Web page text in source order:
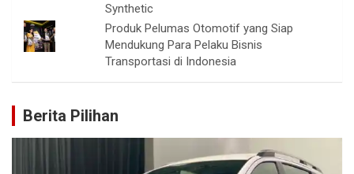
Synthetic
Produk Pelumas Otomotif yang Siap
Mendukung Para Pelaku Bisnis
Transportasi di Indonesia
Berita Pilihan